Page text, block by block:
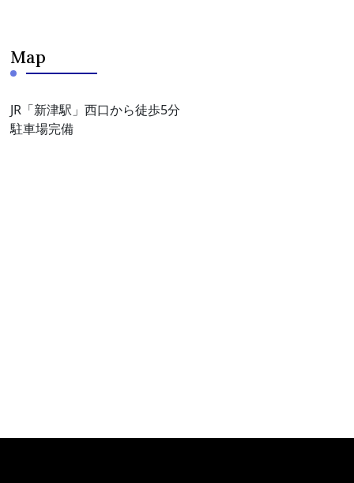
Map
JR「新津駅」西口から徒歩5分
駐車場完備